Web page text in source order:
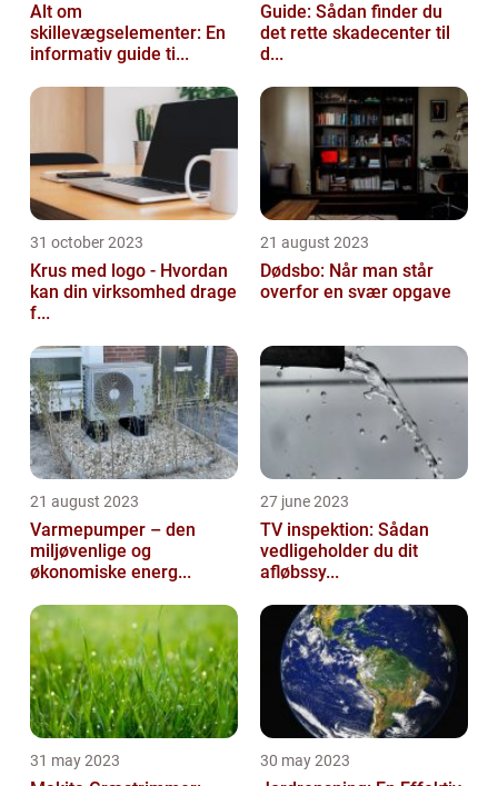
Alt om
skillevægselementer: En
informativ guide ti...
Guide: Sådan finder du
det rette skadecenter til
d...
31 october 2023
Krus med logo - Hvordan
kan din virksomhed drage
f...
21 august 2023
Dødsbo: Når man står
overfor en svær opgave
21 august 2023
Varmepumper – den
miljøvenlige og
økonomiske energ...
27 june 2023
TV inspektion: Sådan
vedligeholder du dit
afløbssy...
31 may 2023 30 may 2023